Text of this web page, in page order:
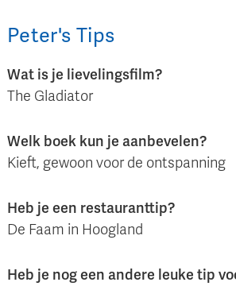
Peter's Tips
Wat is je lievelingsfilm?
The Gladiator
Welk boek kun je aanbevelen?
Kieft, gewoon voor de ontspanning
Heb je een restauranttip?
De Faam in Hoogland
Heb je nog een andere leuke tip